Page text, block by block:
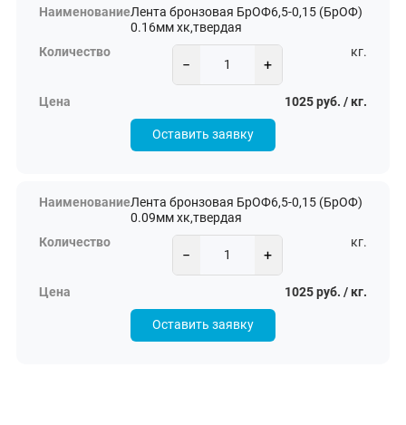
Лента бронзовая БрОФ6,5-0,15 (БрОФ)
0.16мм хк,твердая
− +
кг.
1025 руб. / кг.
Оставить заявку
Лента бронзовая БрОФ6,5-0,15 (БрОФ)
0.09мм хк,твердая
− +
кг.
1025 руб. / кг.
Оставить заявку